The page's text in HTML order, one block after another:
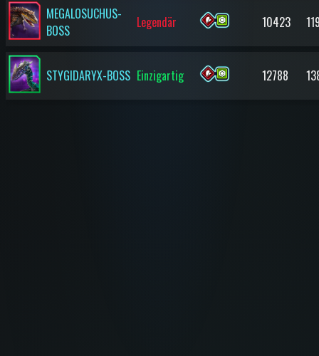
MEGALOSUCHUS-
BOSS
Legendär 10423
STYGIDARYX-BOSS Einzigartig 12788